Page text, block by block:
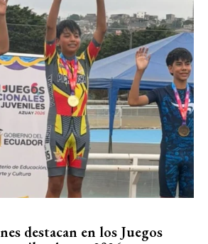
destacan en los Juegos